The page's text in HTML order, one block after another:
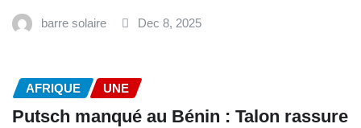
barre solaire Dec 8, 2025
AFRIQUE UNE
Putsch manqué au Bénin : Talon rassure